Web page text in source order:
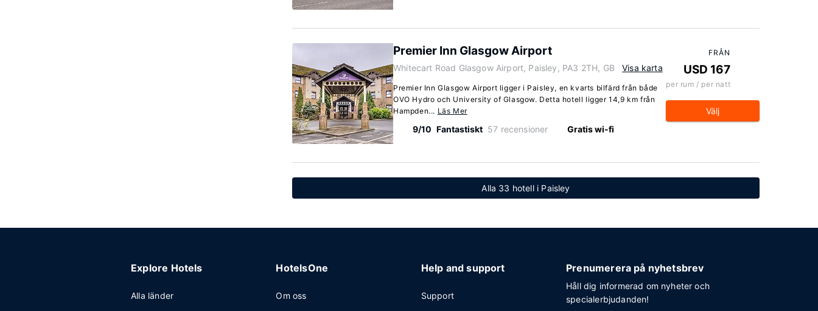
Premier Inn Glasgow Airport
Whitecart Road Glasgow Airport, Paisley, PA3 2TH, GB Visa karta
Premier Inn Glasgow Airport ligger i Paisley, en kvarts bilfärd från både
OVO Hydro och University of Glasgow. Detta hotell ligger 14,9 km från
Hampden... Läs Mer
9/10 Fantastiskt 57 recensioner Gratis wi-fi
FRÅN
USD 167
per rum / per natt
Välj
Alla 33 hotell i Paisley
Explore Hotels
Alla länder
HotelsOne
Om oss
Help and support
Support
Prenumerera på nyhetsbrev
Håll dig informerad om nyheter och
specialerbjudanden!